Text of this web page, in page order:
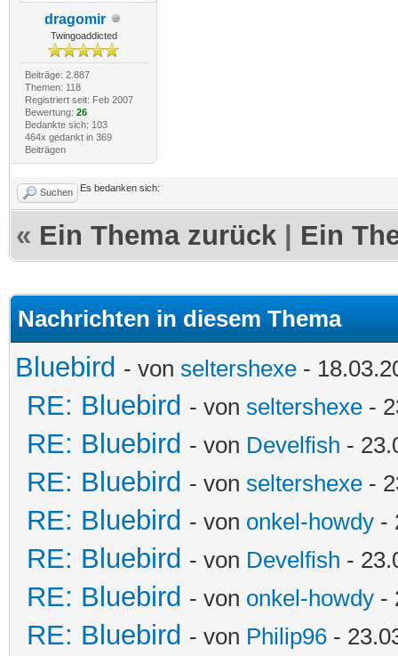
dragomir
Twingoaddicted
Beiträge: 2.887
Themen: 118
Registriert seit: Feb 2007
Bewertung: 26
Bedankte sich: 103
464x gedankt in 369
Beiträgen
Suchen Es bedanken sich:
« Ein Thema zurück Ein
Nachrichten in diesem Thema
Bluebird - von seltershexe -
RE: Bluebird - von seltershexe -
RE: Bluebird - von Develfish -
RE: Bluebird - von seltershexe -
RE: Bluebird - von onkel-howdy -
RE: Bluebird - von Develfish -
RE: Bluebird - von onkel-howdy -
RE: Bluebird - von Philip96 -